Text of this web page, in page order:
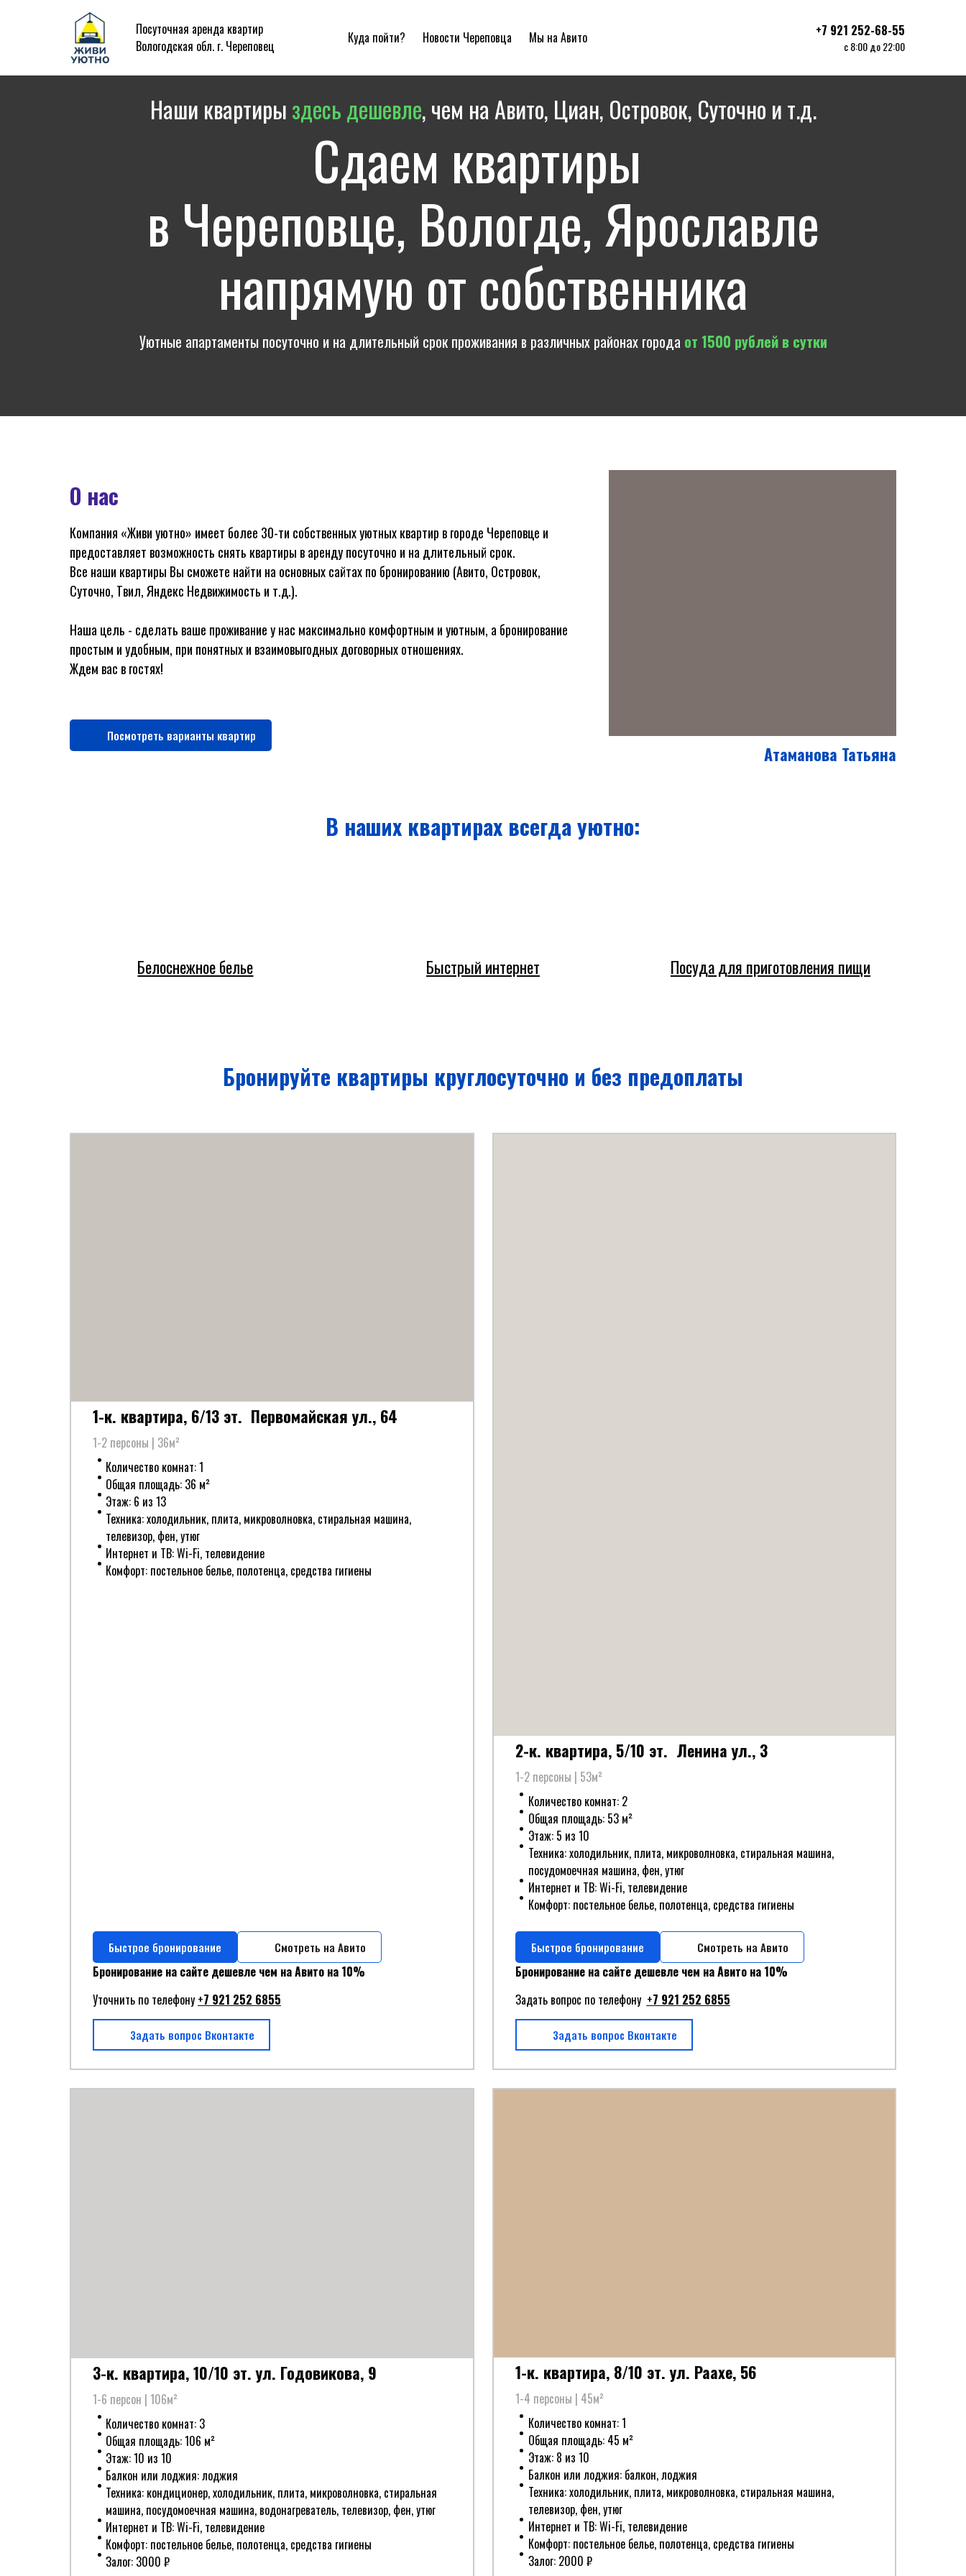
Посуточная аренда квартир
Вологодская обл. г. Череповец
Куда пойти? Новости Череповца Мы на Авито +7 921 252-68-55
с 8:00 до 22:00
Наши квартирыздесь дешевле, чем на Авито, Циан, Островок, Суточно и т.д.
Сдаем квартиры
в Череповце, Вологде, Ярославле
напрямую от собственника
Уютные апартаменты посуточно и на длительный срок проживания в различных районах города от 1500 рублей в сутки
О нас
Компания «Живи уютно» имеет более 30-ти собственных уютных квартир в городе Череповце и
предоставляет возможность снять квартиры в аренду посуточно и на длительный срок.
Все наши квартиры Вы сможете найти на основных сайтах по бронированию (Авито, Островок,
Суточно, Твил, Яндекс Недвижимость и т.д.).
Наша цель - сделать ваше проживание у нас максимально комфортным и уютным, а бронирование
простым и удобным, при понятных и взаимовыгодных договорных отношениях.
Ждем вас в гостях!
Посмотреть варианты квартир
Атаманова Татьяна
В наших квартирах всегда уютно:
Белоснежное белье Быстрый интернет Посуда для приготовления пищи
Бронируйте квартиры круглосуточно и без предоплаты
1-к. квартира, 6/13 эт. Первомайская ул., 64
1-2 персоны | 36м²
Количество комнат: 1
Общая площадь: 36 м²
Этаж: 6 из 13
Техника: холодильник, плита, микроволновка, стиральная машина,
телевизор, фен, утюг
Интернет и ТВ: Wi-Fi, телевидение
Комфорт: постельное белье, полотенца, средства гигиены
Быстрое бронирование Смотреть на Авито
Бронирование на сайте дешевле чем на Авито на 10%
Уточнить по телефону +7 921 252 6855
Задать вопрос Вконтакте
2-к. квартира, 5/10 эт. Ленина ул., 3
1-2 персоны | 53м²
Количество комнат: 2
Общая площадь: 53 м²
Этаж: 5 из 10
Техника: холодильник, плита, микроволновка, стиральная машина,
посудомоечная машина, фен, утюг
Интернет и ТВ: Wi-Fi, телевидение
Комфорт: постельное белье, полотенца, средства гигиены
Быстрое бронирование Смотреть на Авито
Бронирование на сайте дешевле чем на Авито на 10%
Задать вопрос по телефону +7 921 252 6855
Задать вопрос Вконтакте
3-к. квартира, 10/10 эт. ул. Годовикова, 9
1-6 персон | 106м²
Количество комнат: 3
Общая площадь: 106 м²
Этаж: 10 из 10
Балкон или лоджия: лоджия
Техника: кондиционер, холодильник, плита, микроволновка, стиральная
машина, посудомоечная машина, водонагреватель, телевизор, фен, утюг
Интернет и ТВ: Wi-Fi, телевидение
Комфорт: постельное белье, полотенца, средства гигиены
Залог: 3000 ₽
1-к. квартира, 8/10 эт. ул. Раахе, 56
1-4 персоны | 45м²
Количество комнат: 1
Общая площадь: 45 м²
Этаж: 8 из 10
Балкон или лоджия: балкон, лоджия
Техника: холодильник, плита, микроволновка, стиральная машина,
телевизор, фен, утюг
Интернет и ТВ: Wi-Fi, телевидение
Комфорт: постельное белье, полотенца, средства гигиены
Залог: 2000 ₽